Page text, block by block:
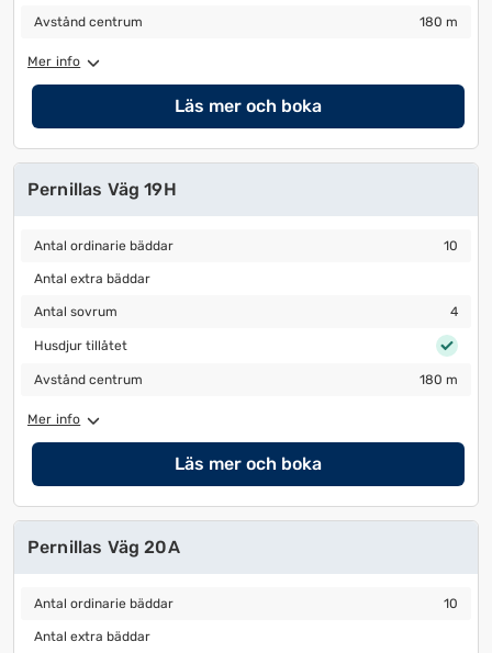
Avstånd centrum
Avstånd centrum 180 m
Mer info
Läs mer och boka
Pernillas Väg 19H
Antal ordinarie bäddar
Antal ordinarie bäddar 10
Antal extra bäddar
Antal extra bäddar
Antal sovrum
Antal sovrum 4
Husdjur tillåtet
Husdjur tillåtet
Avstånd centrum
Avstånd centrum 180 m
Mer info
Läs mer och boka
Pernillas Väg 20A
Antal ordinarie bäddar
Antal ordinarie bäddar 10
Antal extra bäddar
Antal extra bäddar